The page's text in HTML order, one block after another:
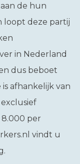
de hun
loopt deze partij
in Nederland
dus beboet
afhankelijk van
per
vindt u